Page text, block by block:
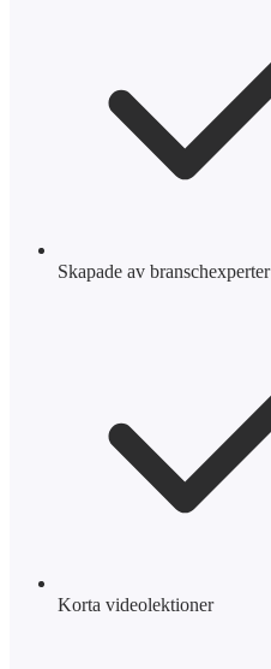
Skapade av branschexperter
Korta videolektioner